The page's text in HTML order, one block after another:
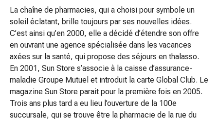
pansement
Brûlures
et
de
soleil
Sets
de
rechange
Pansements
La chaîne de pharmacies, qui a choisi pour symbole un
soleil éclatant, brille toujours par ses nouvelles idées.
C’est ainsi qu’en 2000, elle a décidé d’étendre son offre
en ouvrant une agence spécialisée dans les vacances
axées sur la santé, qui propose des séjours en thalasso.
En 2001, Sun Store s’associe à la caisse d’assurance-
maladie Groupe Mutuel et introduit la carte Global Club. Le
magazine Sun Store parait pour la première fois en 2005.
Trois ans plus tard a eu lieu l’ouverture de la 100e
succursale, qui se trouve être la pharmacie de la rue du